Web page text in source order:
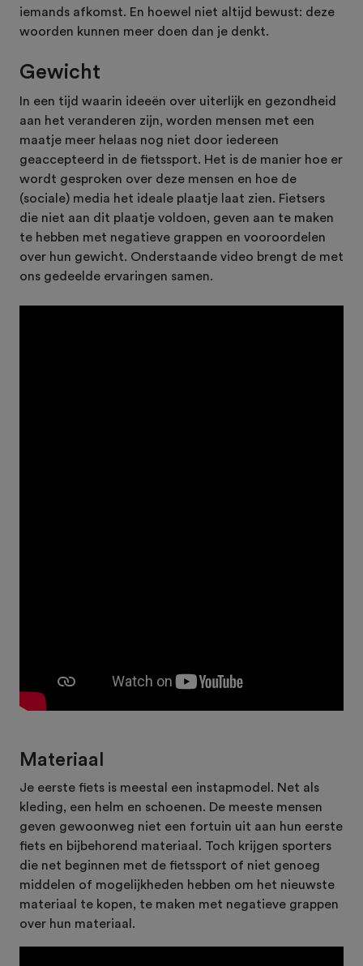
iemands afkomst. En hoewel niet altijd bewust: deze
woorden kunnen meer doen dan je denkt.
Gewicht
In een tijd waarin ideeën over uiterlijk en gezondheid
aan het veranderen zijn, worden mensen met een
maatje meer helaas nog niet door iedereen
geaccepteerd in de fietssport. Het is de manier hoe er
wordt gesproken over deze mensen en hoe de
(sociale) media het ideale plaatje laat zien. Fietsers
die niet aan dit plaatje voldoen, geven aan te maken
te hebben met negatieve grappen en vooroordelen
over hun gewicht. Onderstaande video brengt de met
ons gedeelde ervaringen samen.
Materiaal
Je eerste fiets is meestal een instapmodel. Net als
kleding, een helm en schoenen. De meeste mensen
geven gewoonweg niet een fortuin uit aan hun eerste
fiets en bijbehorend materiaal. Toch krijgen sporters
die net beginnen met de fietssport of niet genoeg
middelen of mogelijkheden hebben om het nieuwste
materiaal te kopen, te maken met negatieve grappen
over hun materiaal.